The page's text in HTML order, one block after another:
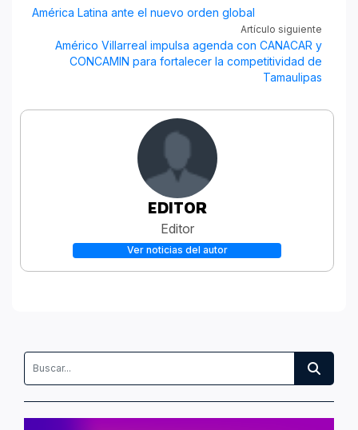
América Latina ante el nuevo orden global
Artículo siguiente
Américo Villarreal impulsa agenda con CANACAR y
CONCAMIN para fortalecer la competitividad de
Tamaulipas
EDITOR
Editor
Ver noticias del autor